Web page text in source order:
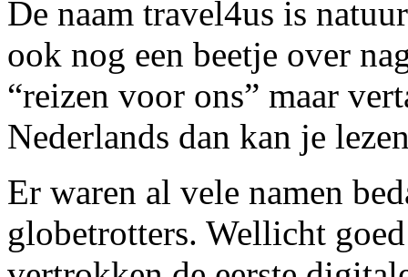
De naam travel4us is
ook nog een beetje over
“reizen voor ons” maar
Nederlands dan kan je
Er waren al vele namen
globetrotters. Wellicht